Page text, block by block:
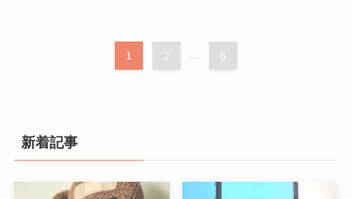
1 2 ... 6
新着記事